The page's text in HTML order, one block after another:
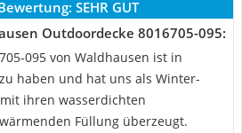
SEHR GUT
Outdoordecke 8016705-095:
095 von Waldhausen ist in
haben und hat uns als Winter-
ihren wasserdichten
Füllung überzeugt.